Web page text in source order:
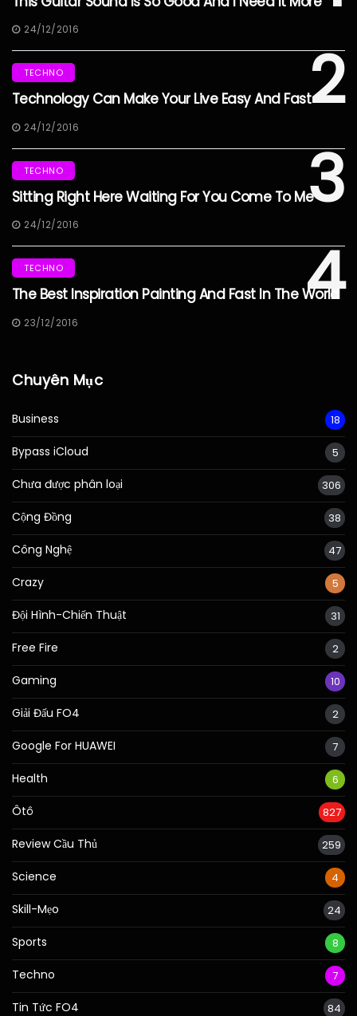
24/12/2016
2
TECHNO
Technology Can Make Your Live Easy And Fast
24/12/2016
3
TECHNO
Sitting Right Here Waiting For You Come To Me
24/12/2016
4
TECHNO
The Best Inspiration Painting And Fast In The World
23/12/2016
Chuyên Mục
Business 18
Bypass iCloud 5
Chưa được phân loại 306
Cộng Đồng 38
Công Nghệ 47
Crazy 5
Đội Hình-Chiến Thuật 31
Free Fire 2
Gaming 10
Giải Đấu FO4 2
Google For HUAWEI 7
Health 6
Ôtô 827
Review Cầu Thủ 259
Science 4
Skill-Mẹo 24
Sports 8
Techno 7
Tin Tức FO4 84